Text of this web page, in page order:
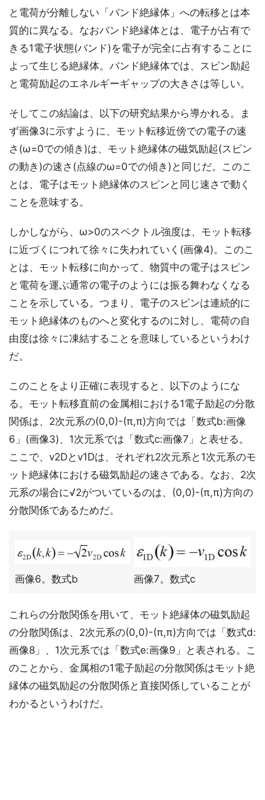
と電荷が分離しない「バンド絶縁体」への転移とは本
質的に異なる。なおバンド絶縁体とは、電子が占有で
きる1電子状態(バンド)を電子が完全に占有することに
よって生じる絶縁体。バンド絶縁体では、スピン励起
と電荷励起のエネルギーギャップの大きさは等しい。
そしてこの結論は、以下の研究結果から導かれる。ま
ず画像3に示すように、モット転移近傍での電子の速
さ(ω=0での傾き)は、モット絶縁体の磁気励起(スピン
の動き)の速さ(点線のω=0での傾き)と同じだ。このこ
とは、電子はモット絶縁体のスピンと同じ速さで動く
ことを意味する。
しかしながら、ω>0のスペクトル強度は、モット転移
に近づくにつれて徐々に失われていく(画像4)。このこ
とは、モット転移に向かって、物質中の電子はスピン
と電荷を運ぶ通常の電子のようには振る舞わなくなる
ことを示している。つまり、電子のスピンは連続的に
モット絶縁体のものへと変化するのに対し、電荷の自
由度は徐々に凍結することを意味しているというわけ
だ。
このことをより正確に表現すると、以下のようにな
る。モット転移直前の金属相における1電子励起の分散
関係は、2次元系の(0,0)-(π,π)方向では「数式b:画像
6」(画像3)、1次元系では「数式c:画像7」と表せる。
ここで、v2Dとv1Dは、それぞれ2次元系と1次元系のモ
ット絶縁体における磁気励起の速さである。なお、2次
元系の場合に√2がついているのは、(0,0)-(π,π)方向の
分散関係であるためだ。
画像6。数式b 画像7。数式c
これらの分散関係を用いて、モット絶縁体の磁気励起
の分散関係は、2次元系の(0,0)-(π,π)方向では「数式d:
画像8」、1次元系では「数式e:画像9」と表される。こ
のことから、金属相の1電子励起の分散関係はモット絶
縁体の磁気励起の分散関係と直接関係していることが
わかるというわけだ。